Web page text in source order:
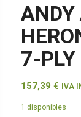
ANDY
7-
157,39 € IVA
1 disponibles